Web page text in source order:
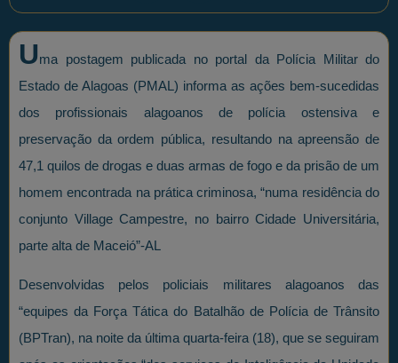
Uma postagem publicada no portal da Polícia Militar do
Estado de Alagoas (PMAL) informa as ações bem-sucedidas
dos profissionais alagoanos de polícia ostensiva e
preservação da ordem pública, resultando na apreensão de
47,1 quilos de drogas e duas armas de fogo e da prisão de um
homem encontrada na prática criminosa, “numa residência do
conjunto Village Campestre, no bairro Cidade Universitária,
parte alta de Maceió”-AL
Desenvolvidas pelos policiais militares alagoanos das
“equipes da Força Tática do Batalhão de Polícia de Trânsito
(BPTran), na noite da última quarta-feira (18), que se seguiram